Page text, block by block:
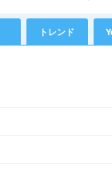
トレンド